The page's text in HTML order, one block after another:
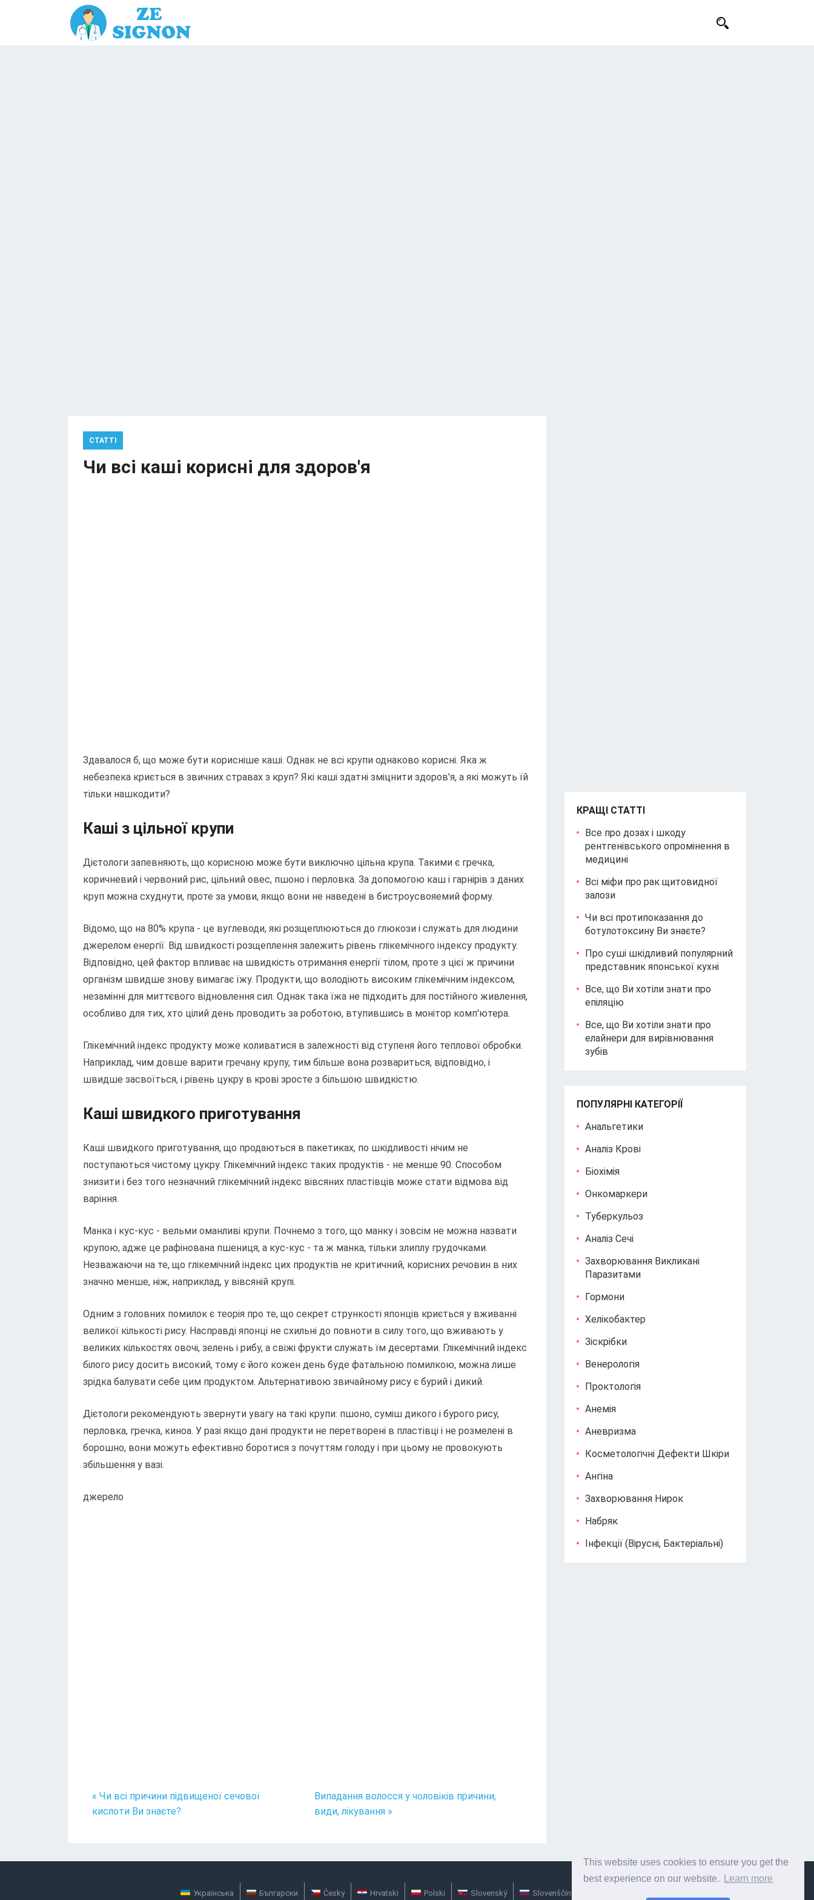
This website uses cookies to ensure you get the
best experience on our website.
Learn more
СТАТТІ
Чи всі каші корисні для здоров'я
Здавалося б, що може бути корисніше каші. Однак не всі крупи однаково корисні. Яка ж
небезпека криється в звичних стравах з круп? Які каші здатні зміцнити здоров'я, а які можуть їй
тільки нашкодити?
Каші з цільної крупи
Дієтологи запевняють, що корисною може бути виключно цільна крупа. Такими є гречка,
коричневий і червоний рис, цільний овес, пшоно і перловка. За допомогою каш і гарнірів з даних
круп можна схуднути, проте за умови, якщо вони не наведені в бистроусвояемий форму.
Відомо, що на 80% крупа - це вуглеводи, які розщеплюються до глюкози і служать для людини
джерелом енергії. Від швидкості розщеплення залежить рівень глікемічного індексу продукту.
Відповідно, цей фактор впливає на швидкість отримання енергії тілом, проте з цієї ж причини
організм швидше знову вимагає їжу. Продукти, що володіють високим глікемічним індексом,
незамінні для миттєвого відновлення сил. Однак така їжа не підходить для постійного живлення,
особливо для тих, хто цілий день проводить за роботою, втупившись в монітор комп'ютера.
Глікемічний індекс продукту може коливатися в залежності від ступеня його теплової обробки.
Наприклад, чим довше варити гречану крупу, тим більше вона розвариться, відповідно, і
швидше засвоїться, і рівень цукру в крові зросте з більшою швидкістю.
Каші швидкого приготування
Каші швидкого приготування, що продаються в пакетиках, по шкідливості нічим не
поступаються чистому цукру. Глікемічний індекс таких продуктів - не менше 90. Способом
знизити і без того незначний глікемічний індекс вівсяних пластівців може стати відмова від
варіння.
Манка і кус-кус - вельми оманливі крупи. Почнемо з того, що манку і зовсім не можна назвати
крупою, адже це рафінована пшениця, а кус-кус - та ж манка, тільки злиплу грудочками.
Незважаючи на те, що глікемічний індекс цих продуктів не критичний, корисних речовин в них
значно менше, ніж, наприклад, у вівсяній крупі.
Одним з головних помилок є теорія про те, що секрет стрункості японців криється у вживанні
великої кількості рису. Насправді японці не схильні до повноти в силу того, що вживають у
великих кількостях овочі, зелень і рибу, а свіжі фрукти служать їм десертами. Глікемічний індекс
білого рису досить високий, тому є його кожен день буде фатальною помилкою, можна лише
зрідка балувати себе цим продуктом. Альтернативою звичайному рису є бурий і дикий.
Дієтологи рекомендують звернути увагу на такі крупи: пшоно, суміш дикого і бурого рису,
перловка, гречка, киноа. У разі якщо дані продукти не перетворені в пластівці і не розмелені в
борошно, вони можуть ефективно боротися з почуттям голоду і при цьому не провокують
збільшення у вазі.
джерело
« Чи всі причини підвищеної сечової
кислоти Ви знаєте?
Випадання волосся у чоловіків причини,
види, лікування »
КРАЩІ СТАТТІ
Все про дозах і шкоду
рентгенівського опромінення в
медицині
Всі міфи про рак щитовидної
залози
Чи всі протипоказання до
ботулотоксину Ви знаєте?
Про суші шкідливий популярний
представник японської кухні
Все, що Ви хотіли знати про
епіляцію
Все, що Ви хотіли знати про
елайнери для вирівнювання
зубів
ПОПУЛЯРНІ КАТЕГОРІЇ
Анальгетики
Аналіз Крові
Біохімія
Онкомаркери
Туберкульоз
Аналіз Сечі
Захворювання Викликані
Паразитами
Гормони
Хелікобактер
Зіскрібки
Венерологія
Проктологія
Анемія
Аневризма
Косметологічні Дефекти Шкіри
Ангіна
Захворювання Нирок
Набряк
Інфекції (вірусні, Бактеріальні)
Українська Български Česky Hrvatski Polski Slovenský Slovenščina